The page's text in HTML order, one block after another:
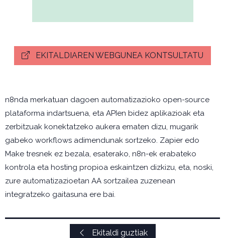
EKITALDIAREN WEBGUNEA KONTSULTATU
n8nda merkatuan dagoen automatizazioko open-source
plataforma indartsuena, eta APIen bidez aplikazioak eta
zerbitzuak konektatzeko aukera ematen dizu, mugarik
gabeko workflows adimendunak sortzeko. Zapier edo
Make tresnek ez bezala, esaterako, n8n-ek erabateko
kontrola eta hosting propioa eskaintzen dizkizu, eta, noski,
zure automatizazioetan AA sortzailea zuzenean
integratzeko gaitasuna ere bai.
Ekitaldi guztiak